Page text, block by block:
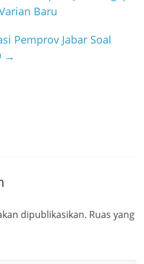
Baru
Pemprov Jabar Soal
→
dipublikasikan. Ruas yang